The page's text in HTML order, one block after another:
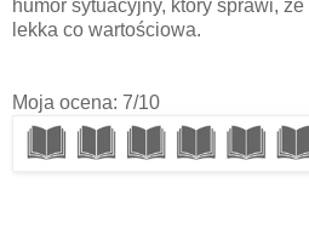
humor sytuacyjny, który sprawi,
lekka co wartościowa.
Moja ocena: 7/10